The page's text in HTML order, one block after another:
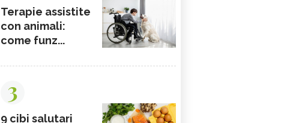
Terapie assistite
con animali:
come funz...
3
9 cibi salutari